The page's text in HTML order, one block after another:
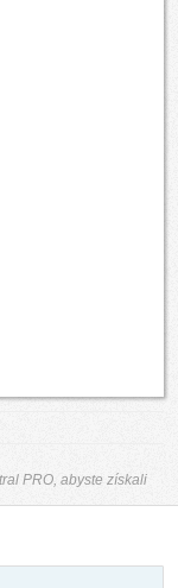
PRO, abyste získali